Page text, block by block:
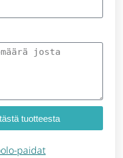
tuotteesta
paidat